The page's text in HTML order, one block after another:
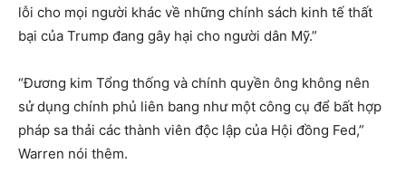
lỗi cho mọi người khác về những chính sách kinh tế thất
bại của Trump đang gây hại cho người dân Mỹ.”
“Đương kim Tổng thống và chính quyền ông không nên
sử dụng chính phủ liên bang như một công cụ để bất hợp
pháp sa thải các thành viên độc lập của Hội đồng Fed,”
Warren nói thêm.